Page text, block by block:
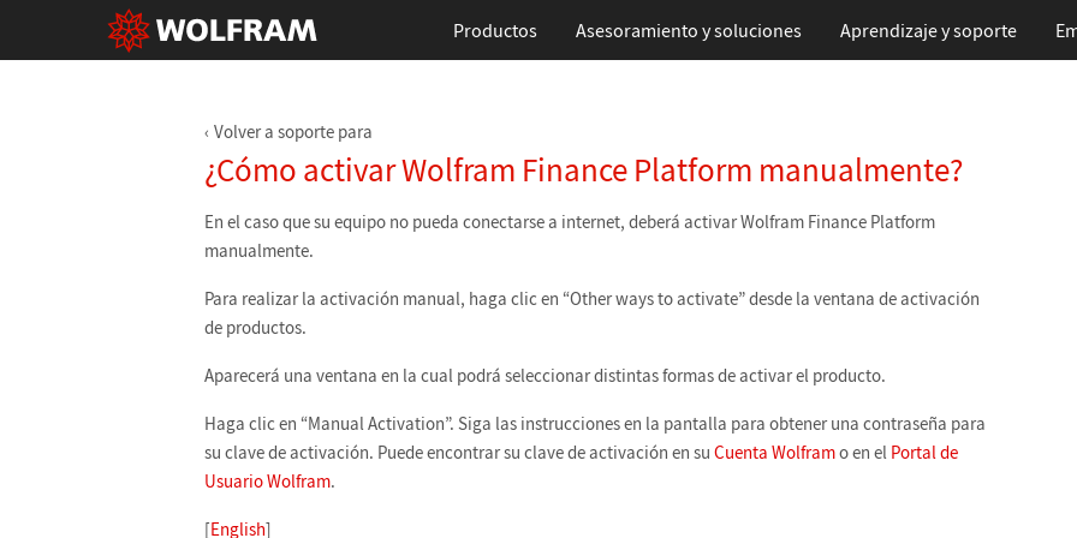
Productos Asesoramiento y soluciones Aprendizajey soporte
Volver a soporte para
¿Cómo activar Wolfram Finance Platform manualmente?
En el caso que su equipo no pueda conectarse a internet, deberá activar Wolfram Finance Platform
manualmente.
Para realizar la activación manual, haga clic en “Other ways to activate” desde la ventana de activación
de productos.
Aparecerá una ventana en la cual podrá seleccionar distintas formas de activar el producto.
Haga clic en “Manual Activation”. Siga las instrucciones en la pantalla para obtener una contraseña para
su clave de activación. Puede encontrar su clave de activación en su Cuenta Wolframo en el Portal de
Usuario Wolfram.
[English]